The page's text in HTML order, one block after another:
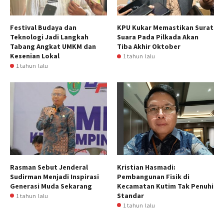
Festival Budaya dan
Teknologi Jadi Langkah
Tabang Angkat UMKM dan
Kesenian Lokal
1 tahun lalu
KPU Kukar Memastikan Surat
Suara Pada Pilkada Akan
Tiba Akhir Oktober
1 tahun lalu
Rasman Sebut Jenderal
Sudirman Menjadi Inspirasi
Generasi Muda Sekarang
1 tahun lalu
Kristian Hasmadi:
Pembangunan Fisik di
Kecamatan Kutim Tak Penuhi
Standar
1 tahun lalu